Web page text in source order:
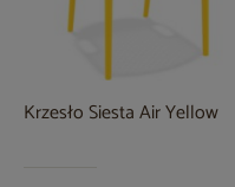
Krzesło Siesta Air Yellow